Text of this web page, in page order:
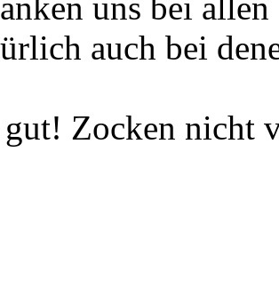
auch bei
Zocken nicht